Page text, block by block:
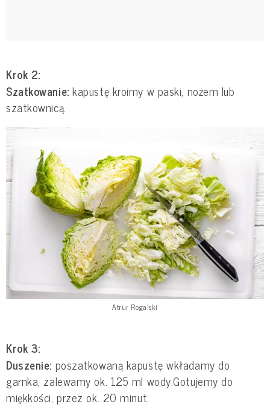
Krok 2:
Szatkowanie: kapustę kroimy w paski, nożem lub
szatkownicą.
Atrur Rogalski
Krok 3:
Duszenie: poszatkowaną kapustę wkładamy do
garnka, zalewamy ok. 125 ml wody.Gotujemy do
miękkości, przez ok. 20 minut.